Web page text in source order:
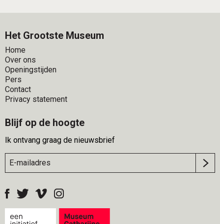
Het Grootste Museum
Home
Over ons
Openingstijden
Pers
Contact
Privacy statement
Blijf op de hoogte
Ik ontvang graag de nieuwsbrief